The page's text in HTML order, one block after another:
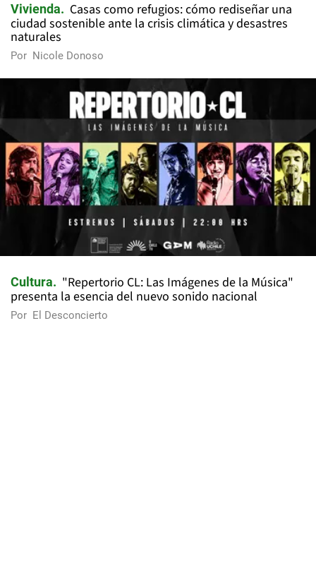
Vivienda
Casas como refugios: cómo rediseñar una
ciudad sostenible ante la crisis climática y desastres
naturales
Por Nicole Donoso
Cultura
"Repertorio CL: Las Imágenes de la Música"
presenta la esencia del nuevo sonido nacional
Por El Desconcierto